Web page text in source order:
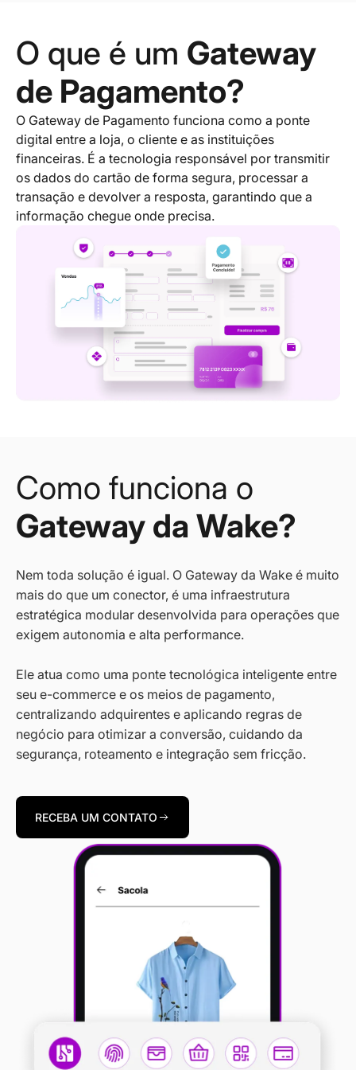
O que é um Gateway
de Pagamento?
O Gateway de Pagamento funciona como a ponte
digital entre a loja, o cliente e as instituições
financeiras. É a tecnologia responsável por transmitir
os dados do cartão de forma segura, processar a
transação e devolver a resposta, garantindo que a
informação chegue onde precisa.
Como funciona o
Gateway da Wake?
Nem toda solução é igual. O Gateway da Wake é muito
mais do que um conector, é uma infraestrutura
estratégica modular desenvolvida para operações que
exigem autonomia e alta performance.
Ele atua como uma ponte tecnológica inteligente entre
seu e-commerce e os meios de pagamento,
centralizando adquirentes e aplicando regras de
negócio para otimizar a conversão, cuidando da
segurança, roteamento e integração sem fricção.
RECEBA UM CONTATO